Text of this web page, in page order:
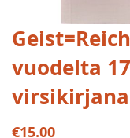
Skip
to
the
of
vuodelta
virsikirjana
€15.00